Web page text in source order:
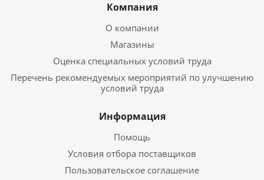
Компания
О компании
Магазины
Оценка специальных условий труда
Перечень рекомендуемых мероприятий по улучшению
условий труда
Информация
Помощь
Условия отбора поставщиков
Пользовательское соглашение